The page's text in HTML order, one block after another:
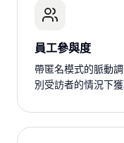
員工參與度
帶匿名模式的脈動
別受訪者的情況下